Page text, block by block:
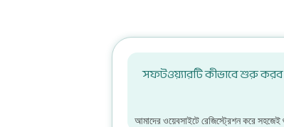
সফটওয়্যারটি কীভাবে শুরু
আমাদের ওয়েবসাইটে রেজিস্ট্রেশন করে